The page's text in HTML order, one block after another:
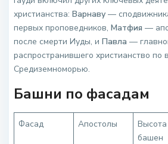
христианства:Варнаву —
первых проповедников,Матфия —
после смерти Иуды, иПавла —
распространившего христианство по
Средиземноморью.
Башни по фасадам
Фасад Апостолы
Высота
башен